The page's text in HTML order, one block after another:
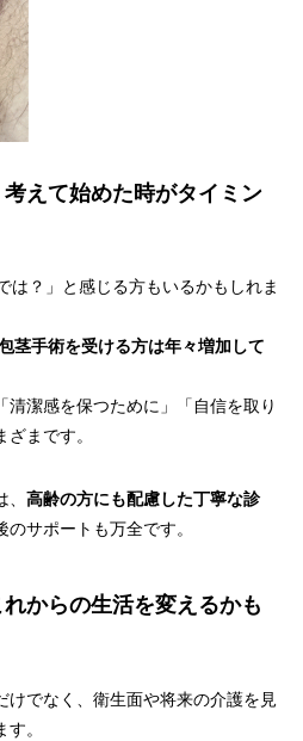
えて始めた時がタイミン
は？」と感じる方もいるかもしれま
茎手術を受ける方は年々増加して
清潔感を保つために」「自信を取り
まです。
高齢の方にも配慮した丁寧な診
サポートも万全です。
からの生活を変えるかも
けでなく、衛生面や将来の介護を見
。